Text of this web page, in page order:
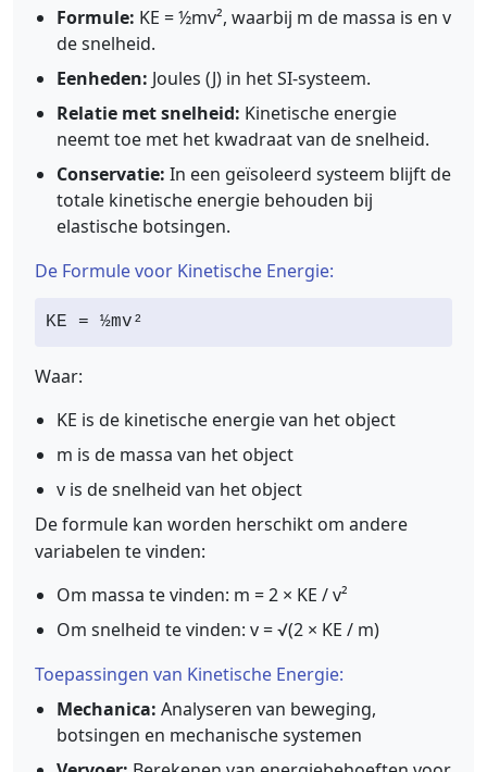
Formule: KE = ½mv², waarbij m de massa is en v
de snelheid.
Eenheden: Joules (J) in het SI-systeem.
Relatie met snelheid: Kinetische energie
neemt toe met het kwadraat van de snelheid.
Conservatie: In een geïsoleerd systeem blijft de
totale kinetische energie behouden bij
elastische botsingen.
De Formule voor Kinetische Energie:
KE = ½mv²
Waar:
KE is de kinetische energie van het object
m is de massa van het object
v is de snelheid van het object
De formule kan worden herschikt om andere
variabelen te vinden:
Om massa te vinden: m = 2 × KE / v²
Om snelheid te vinden: v = √(2 × KE / m)
Toepassingen van Kinetische Energie:
Mechanica: Analyseren van beweging,
botsingen en mechanische systemen